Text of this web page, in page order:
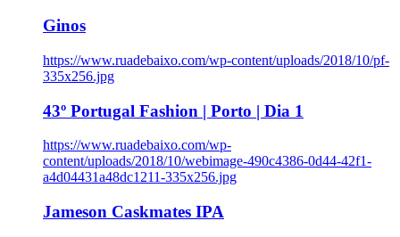
Ginos
https://www.ruadebaixo.com/wp-content/uploads/2018/10/pf-
335x256.jpg
43º Portugal Fashion | Porto | Dia 1
https://www.ruadebaixo.com/wp-
content/uploads/2018/10/webimage-490c4386-0d44-42f1-
a4d04431a48dc1211-335x256.jpg
Jameson Caskmates IPA